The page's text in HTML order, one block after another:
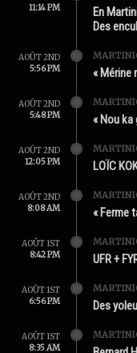
11:14 PM
En
Des
AOÛT 2ND
5:56 PM
« Mérine
AOÛT 2ND
5:48 PM
« Nou ka
AOÛT 2ND
12:05 PM
LOÏC
AOÛT 2ND
8:08 AM
« Ferme
AOÛT 1ST
8:42 PM
UFR +
AOÛT 1ST
6:56 PM
Des
AOÛT 1ST
8:35 AM